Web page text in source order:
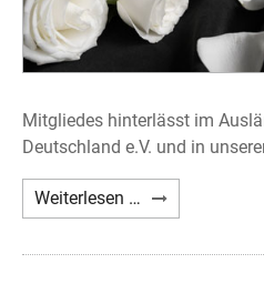
Mitgliedes hinterlässt im
Deutschland e.V. und in
Weiterlesen … Nachruf
Axel
A.